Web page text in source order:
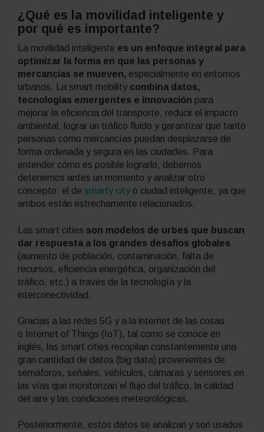
¿Qué es la movilidad inteligente y
por qué es importante?
La movilidad inteligente es un enfoque integral para
optimizar la forma en que las personas y
mercancías se mueven, especialmente en entornos
urbanos. La smart mobility combina datos,
tecnologías emergentes e innovación para
mejorar la eficiencia del transporte, reducir el impacto
ambiental, lograr un tráfico fluido y garantizar que tanto
personas como mercancías puedan desplazarse de
forma ordenada y segura en las ciudades. Para
entender cómo es posible lograrlo, debemos
detenernos antes un momento y analizar otro
concepto: el de smarty city o ciudad inteligente, ya que
ambos están estrechamente relacionados.
Las smart cities son modelos de urbes que buscan
dar respuesta a los grandes desafíos globales
(aumento de población, contaminación, falta de
recursos, eficiencia energética, organización del
tráfico, etc.) a través de la tecnología y la
interconectividad.
Gracias a las redes 5G y a la internet de las cosas
o
Internet of Things (IoT), tal como se conoce en
inglés, las smart cities recopilan constantemente una
gran cantidad de datos (big data) provenientes de
semáforos, señales, vehículos, cámaras y sensores en
las vías que monitorizan el flujo del tráfico, la calidad
del aire y las condiciones meteorológicas.
Posteriormente, estos datos se analizan y son usados